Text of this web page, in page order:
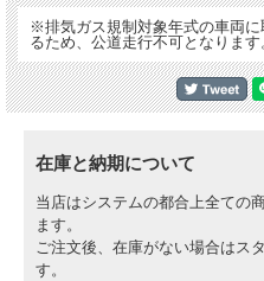
※排気ガス規制対象年式の車両
るため、公道走行不可となりま
在庫と納期について
当店はシステムの都合上全ての
ます。
ご注文後、在庫がない場合はス
す。